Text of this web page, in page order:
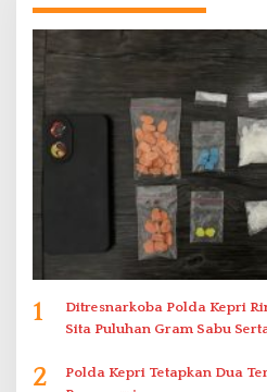
1
Ditresnarkoba Polda Kepri
Sita Puluhan Gram Sabu
2
Polda Kepri Tetapkan Dua